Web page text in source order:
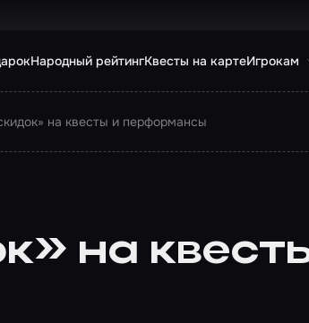
Народный рейтингКвесты на картеИгрокам
на квесты и перформансы
на